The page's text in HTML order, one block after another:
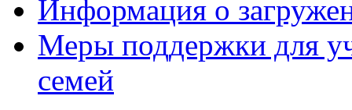
Информация о
Меры поддержки для
семей